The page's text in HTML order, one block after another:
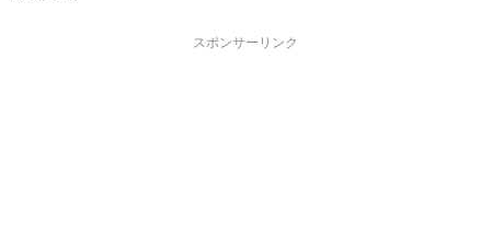
スポンサーリンク